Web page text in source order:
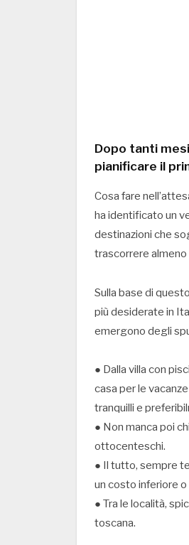
Dopo tanti
pianificare il
Cosa fare
ha identificato un
destinazioni che
trascorrere
Sulla base di
più desiderate in
emergono degli
● Dalla villa con
casa per le
tranquilli e
● Non manca poi
ottocenteschi.
● Il tutto, sempre
un costo inferiore
● Tra le località,
toscana.